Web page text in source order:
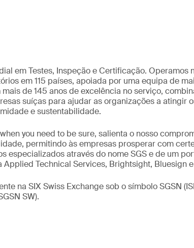
em Testes, Inspeção e Certificação. Operamos
em 115 países, apoiada por uma equipa de
de 145 anos de excelência no serviço,
suíças para ajudar as organizações a atingir
e sustentabilidade.
you need to be sure, salienta o nosso
permitindo às empresas prosperar com
especializados através do nome SGS e de um
Technical Services, Brightsight, Bluesign
na SIX Swiss Exchange sob o símbolo SGSN
SW).